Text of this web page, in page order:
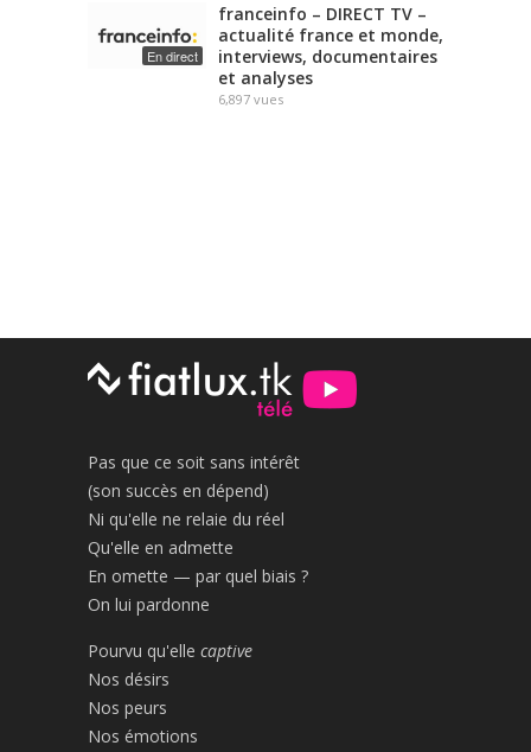
En direct
franceinfo – DIRECT TV –
actualité france et monde,
interviews, documentaires
et analyses
6,897 vues
Pas que ce soit sans intérêt
(son succès en dépend)
Ni qu'elle ne relaie du réel
Qu'elle en admette
En omette — par quel biais ?
On lui pardonne
Pourvu qu'elle captive
Nos désirs
Nos peurs
Nos émotions